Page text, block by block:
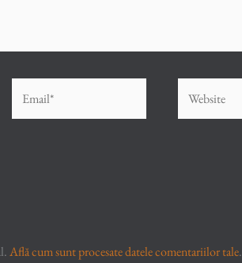
Află cum sunt procesate datele comentariilor tale.